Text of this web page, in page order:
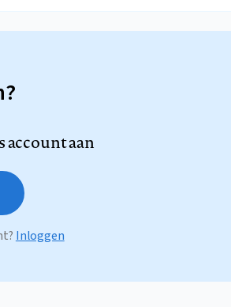
account aan
Inloggen